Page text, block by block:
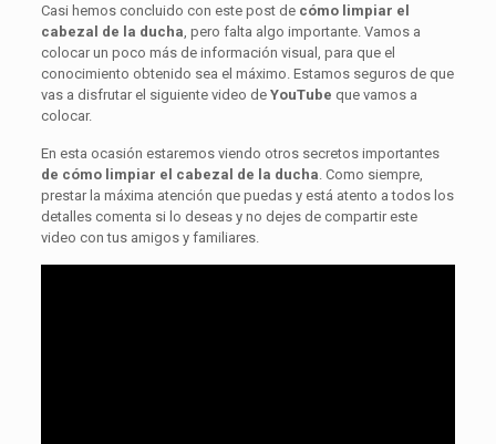
Casi hemos concluido con este post de cómo limpiar el
cabezal de la ducha , pero falta algo importante. Vamos a
colocar un poco más de información visual, para que el
conocimiento obtenido sea el máximo. Estamos seguros de que
vas a disfrutar el siguiente video de YouTube que vamos a
colocar.
En esta ocasión estaremos viendo otros secretos importantes
de cómo limpiar el cabezal de la ducha . Como siempre,
prestar la máxima atención que puedas y está atento a todos los
detalles comenta si lo deseas y no dejes de compartir este
video con tus amigos y familiares.